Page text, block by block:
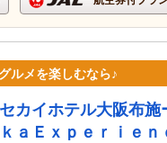
ルメを楽しむなら♪
セカイホテル大阪布
ｋａＥｘｐｅｒｉｅｎ